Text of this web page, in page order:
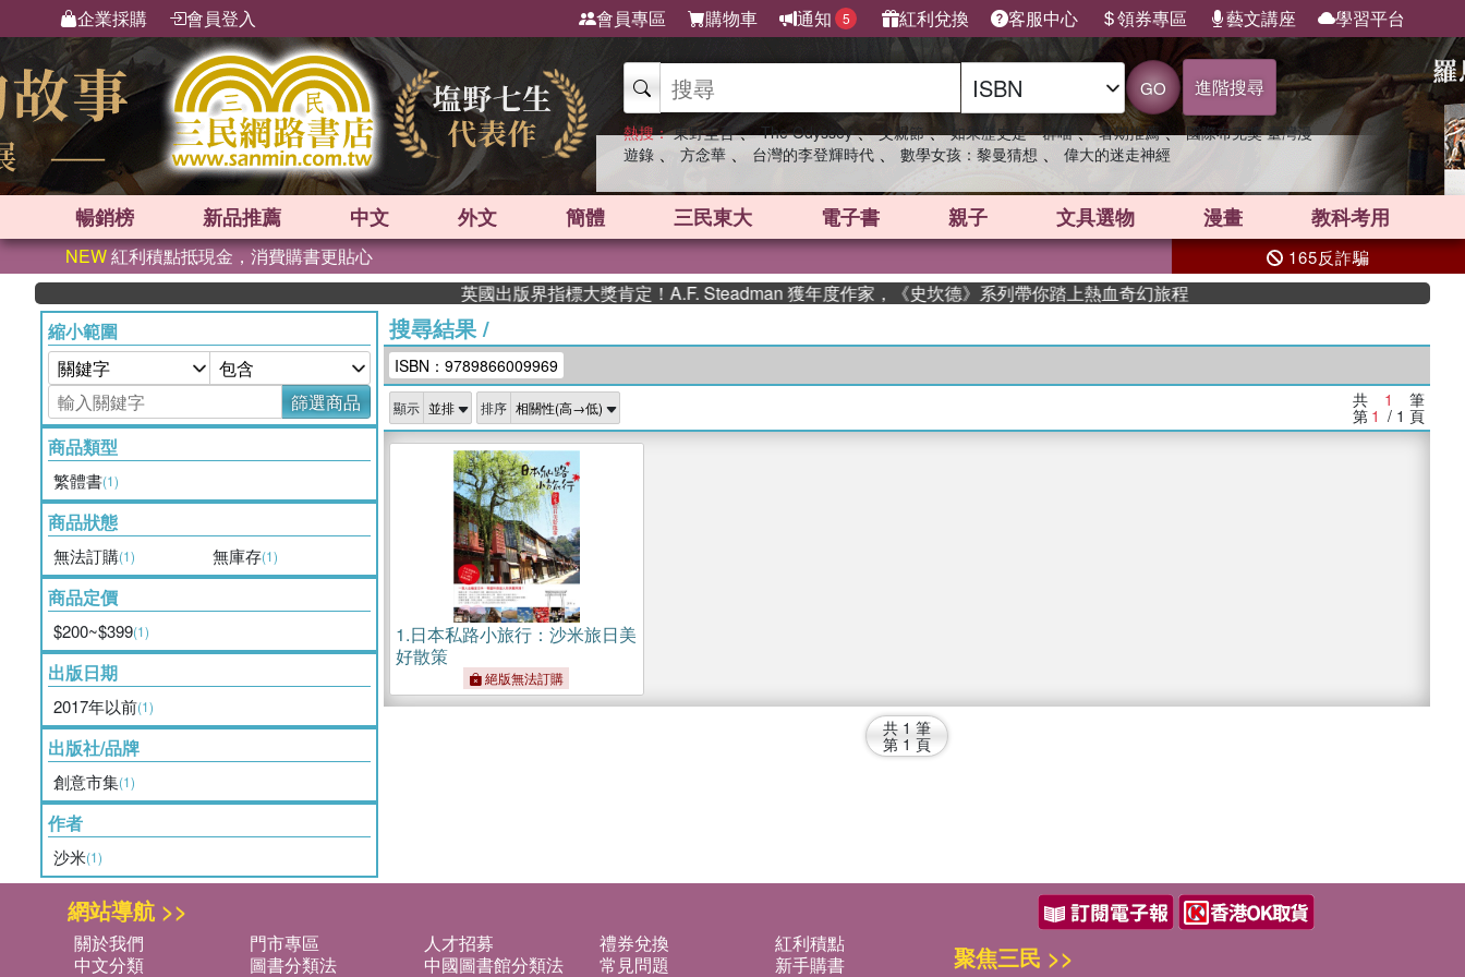
企業採購 會員登入 會員專區 購物車 通知 5 紅利兌換 客服中心 領券專區 藝文講座 學習平台
GO 進階搜尋
熱搜： 東野圭吾 、 The Odyssey 、 父親節 、 如果歷史是一群喵 、 暑期推薦 、 國際布克獎 臺灣漫
遊錄 、 方念華 、 台灣的李登輝時代 、 數學女孩：黎曼猜想 、 偉大的迷走神經
暢銷榜 新品推薦 中文 外文 簡體 三民東大 電子書 親子 文具選物 漫畫 教科考用
NEW紅利積點抵現金，消費購書更貼心 165反詐騙
英國出版界指標大獎肯定！A.F. Steadman 獲年度作家，《史坎德》系列帶你踏上熱血奇幻旅程
縮小範圍
篩選商品
商品類型
繁體書(1)
商品狀態
無法訂購(1) 無庫存(1)
商品定價
$200~$399(1)
出版日期
2017年以前(1)
出版社/品牌
創意市集(1)
作者
沙米(1)
搜尋結果/
ISBN：9789866009969
顯示 排序 共 1 筆
第 1 / 1 頁
1.日本私路小旅行：沙米旅日美
好散策
絕版無法訂購
共 1 筆
第 1 頁
網站導航 >>
關於我們 門市專區 人才招募 禮券兌換
紅利積點
中文分類
圖書分類法 中國圖書館分類法 常見問題
新手購書
聚焦三民 >>